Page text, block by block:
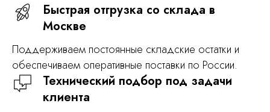
Быстрая отгрузка со склада в
Москве
Поддерживаем постоянные складские остатки и
обеспечиваем оперативные поставки по России.
Технический подбор под задачи
клиента